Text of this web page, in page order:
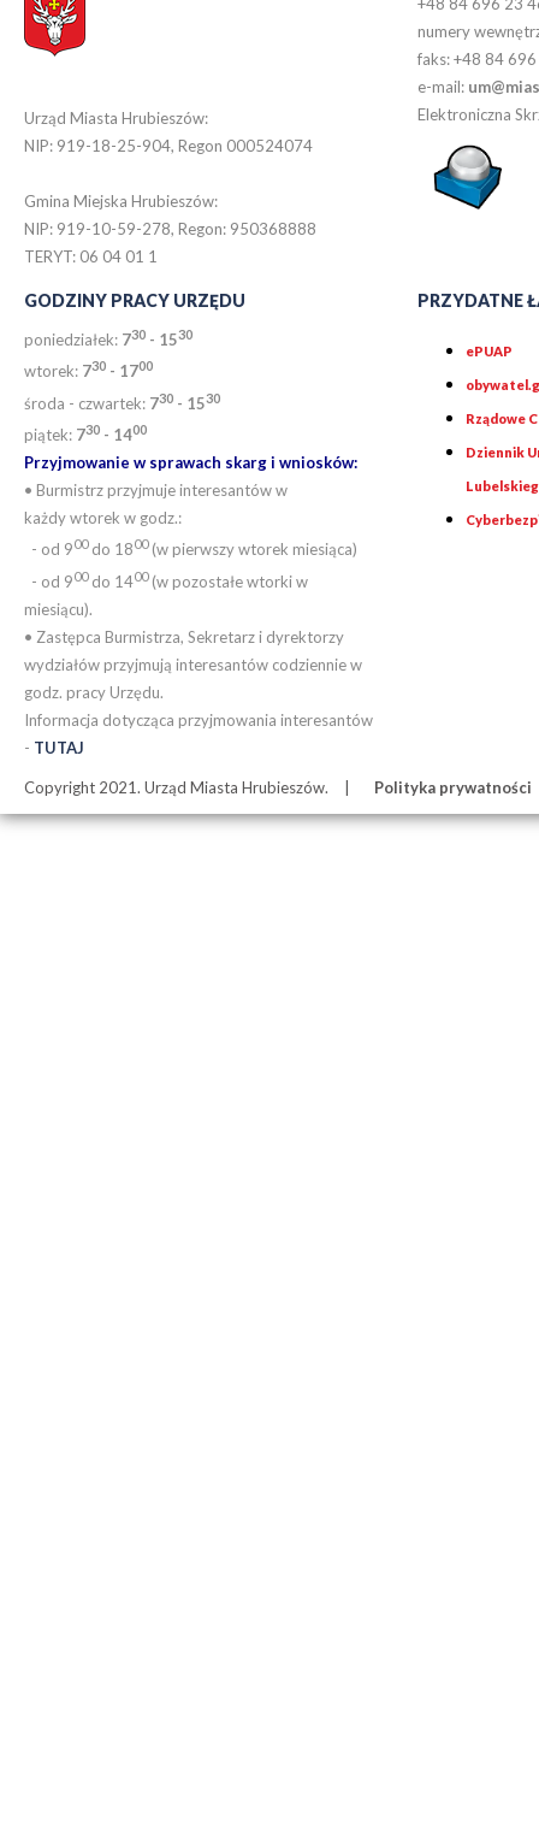
Urząd Miasta Hrubieszów:
NIP: 919-18-25-904, Regon 000524074
Gmina Miejska Hrubieszów:
NIP: 919-10-59-278, Regon: 950368888
TERYT: 06 04 01 1
numery
faks: +48 84
e-mail:
Elektroniczna
GODZINY PRACY URZĘDU
poniedziałek: 730 - 1530
wtorek: 730 - 1700
środa - czwartek: 730 - 1530
piątek: 730 - 1400
Przyjmowanie w sprawach skarg i wniosków:
• Burmistrz przyjmuje interesantów w
każdy wtorek w godz.:
- od 900do 1800(w pierwszy wtorek miesiąca)
- od 900do 1400(w pozostałe wtorki w
miesiącu).
• Zastępca Burmistrza, Sekretarz i dyrektorzy
wydziałów przyjmują interesantów codziennie w
godz. pracy Urzędu.
Informacja dotycząca przyjmowania interesantów
- TUTAJ
PRZYDATNE
ePUAP
Rządowe
Dziennik
Copyright 2021. Urząd Miasta Hrubieszów. Polityka prywatności